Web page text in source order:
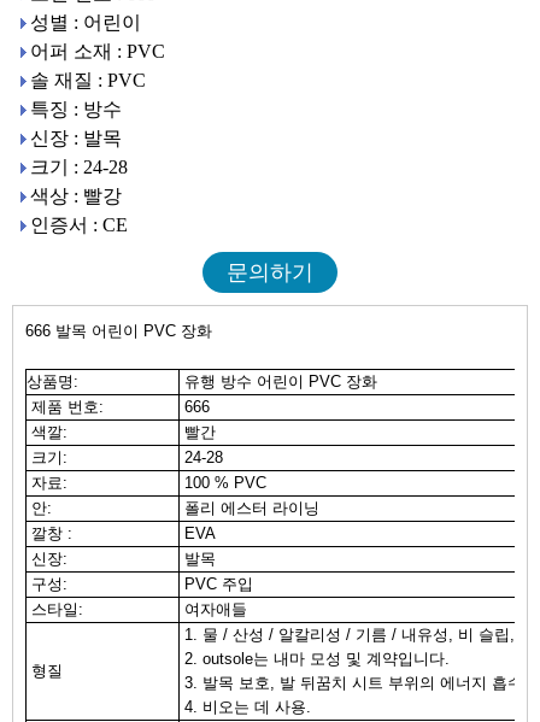
성별 : 어린이
어퍼 소재 : PVC
솔 재질 : PVC
특징 : 방수
신장 : 발목
크기 : 24-28
색상 : 빨강
인증서 : CE
문의하기
666 발목 어린이 PVC 장화
상품명:
유행 방수 어린이 PVC 장화
제품 번호:
666
색깔:
빨간
크기:
24-28
자료:
100 % PVC
안:
폴리 에스터 라이닝
깔창 :
EVA
신장:
발목
구성:
PVC 주입
스타일:
여자애들
형질
1. 물 / 산성 / 알칼리성 / 기름 / 내유성, 비 슬립,
2. outsole는 내마 모성 및 계약입니다.
3. 발목 보호, 발 뒤꿈치 시트 부위의 에너지 흡수,
4. 비오는 데 사용.